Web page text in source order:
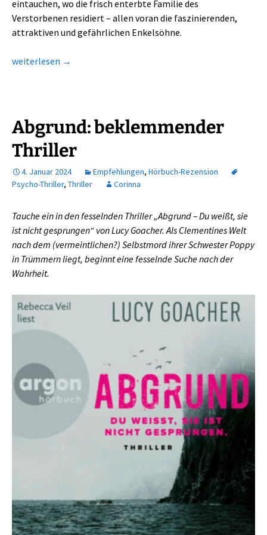
eintauchen, wo die frisch enterbte Familie des
Verstorbenen residiert – allen voran die faszinierenden,
attraktiven und gefährlichen Enkelsöhne.
The Inheritance Games: ein spannender Genremix
weiterlesen →
Abgrund: beklemmender
Thriller
4. Januar 2024 Empfehlungen, Hörbuch-Rezension
Psycho-Thriller, Thriller Corinna
Tauche ein in den fesselnden Thriller „Abgrund – Du weißt, sie
ist nicht gesprungen“ von Lucy Goacher. Als Clementines Welt
nach dem (vermeintlichen?) Selbstmord ihrer Schwester Poppy
in Trümmern liegt, beginnt eine fesselnde Suche nach der
Wahrheit.